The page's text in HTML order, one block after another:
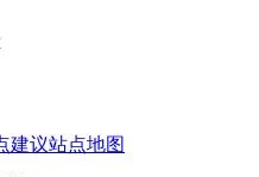
建议站点地图